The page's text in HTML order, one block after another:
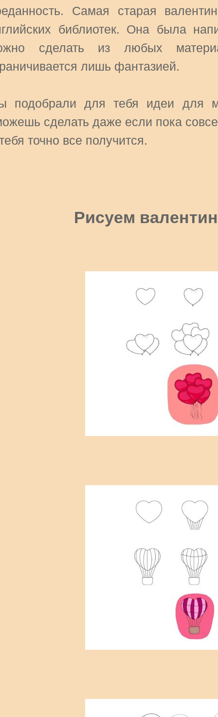
Самая старая
библиотек. Она была
сделать из любых
лишь фантазией.
подобрали для тебя идеи для
сделать даже если пока
точно все получится.
Рисуем